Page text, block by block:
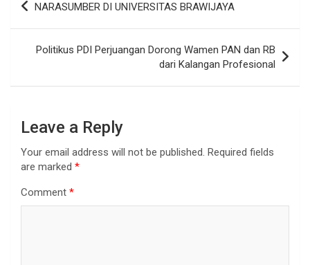
NARASUMBER DI UNIVERSITAS BRAWIJAYA
Politikus PDI Perjuangan Dorong Wamen PAN dan RB
dari Kalangan Profesional
Leave a Reply
Your email address will not be published. Required fields
are marked *
Comment *